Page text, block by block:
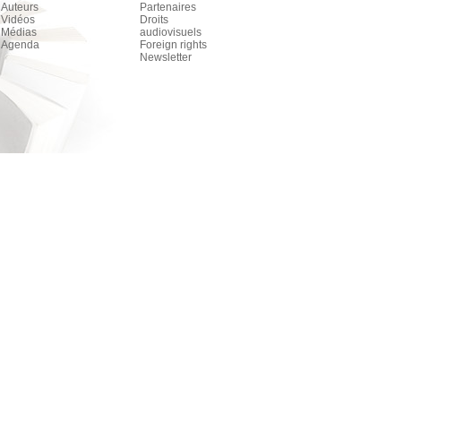
Auteurs
Vidéos
Médias
Agenda
Partenaires
Droits
audiovisuels
Foreign rights
Newsletter